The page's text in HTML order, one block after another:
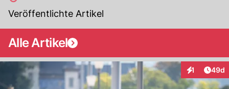
Veröffentlichte Artikel
Alle Artikel
1
Interaktionen
49d